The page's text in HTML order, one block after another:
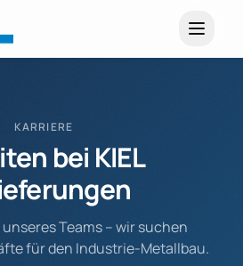
KARRIERE
bei KIEL
Teams – wir suchen
für den Industrie-Metallbau.